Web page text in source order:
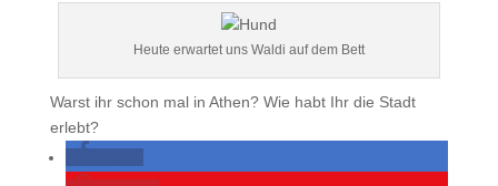
Heute erwartet uns Waldi auf dem Bett
Warst ihr schon mal in Athen? Wie habt Ihr die Stadt
erlebt?